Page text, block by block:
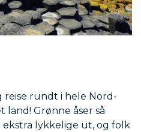
reise rundt i hele Nord-
land! Grønne åser så
ekstra lykkelige ut, og folk